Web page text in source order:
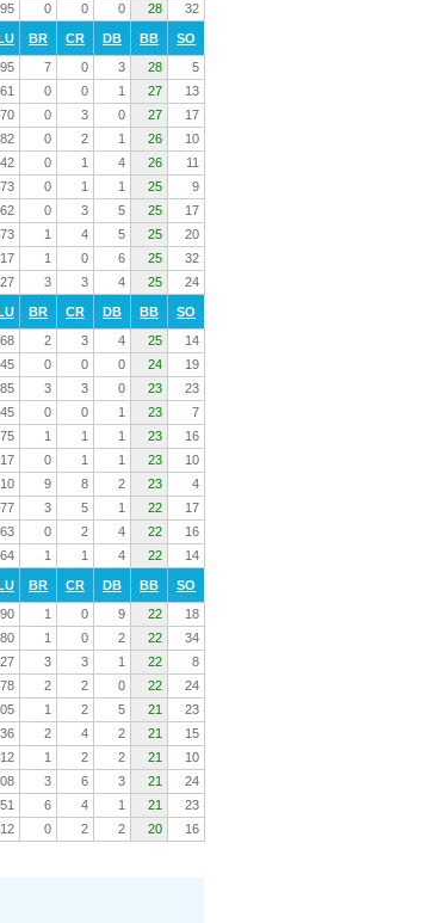
0 0 0 28 32
BR CR DB BB
SO
7 0 3 28
5
0 0 1 27
13
0 3 0 27
17
0 2 1 26
10
0 1 4 26
11
0 1 1 25
9
0 3 5 25
17
1 4 5 25
20
1 0 6 25
32
3 3 4 25 24
BR CR DB BB
SO
2 3 4 25
14
0 0 0 24
19
3 3 0 23
23
0 0 1 23
7
1 1 1 23
16
0 1 1 23
10
9 8 2 23
4
3 5 1 22
17
0 2 4 22
16
1 1 4 22 14
BR CR DB BB
SO
1 0 9 22
18
1 0 2 22
34
3 3 1 22
8
2 2 0 22
24
1 2 5 21
23
2 4 2 21
15
1 2 2 21
10
3 6 3 21
24
6 4 1 21
23
0 2 2 20 16